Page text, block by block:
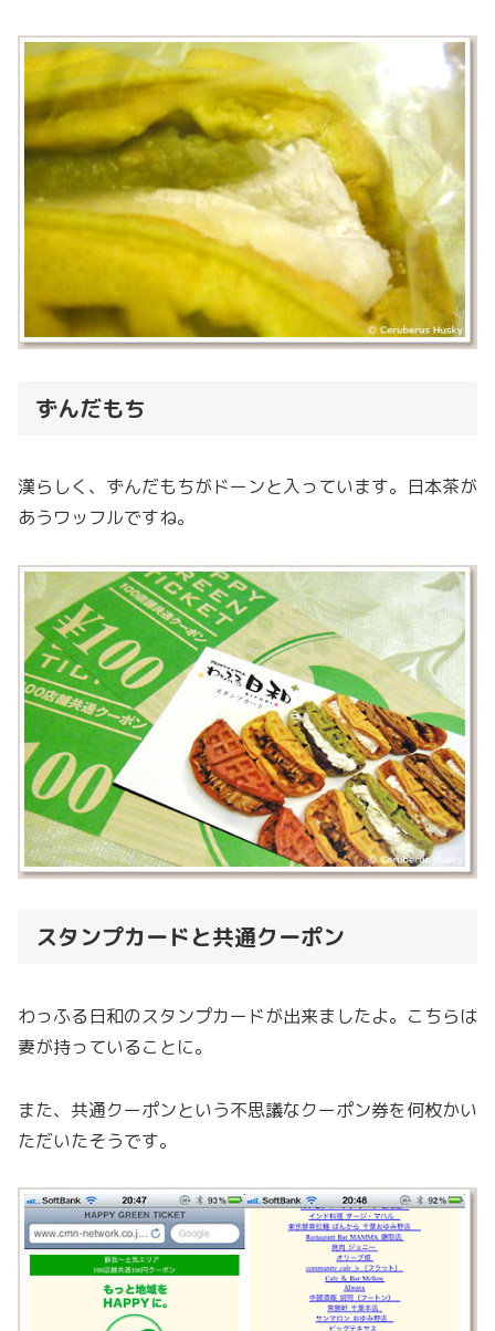
ずんだもち
漢らしく、ずんだもちがドーンと入っています。日本茶が
あうワッフルですね。
スタンプカードと共通クーポン
わっふる日和のスタンプカードが出来ましたよ。こちらは
妻が持っていることに。
また、共通クーポンという不思議なクーポン券を何枚かい
ただいたそうです。